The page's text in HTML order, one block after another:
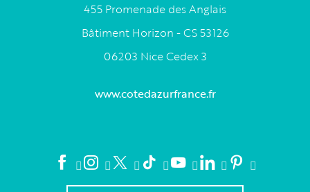
455 Promenade des Anglais
Bâtiment Horizon - CS 53126
06203 Nice Cedex 3
www.cotedazurfrance.fr